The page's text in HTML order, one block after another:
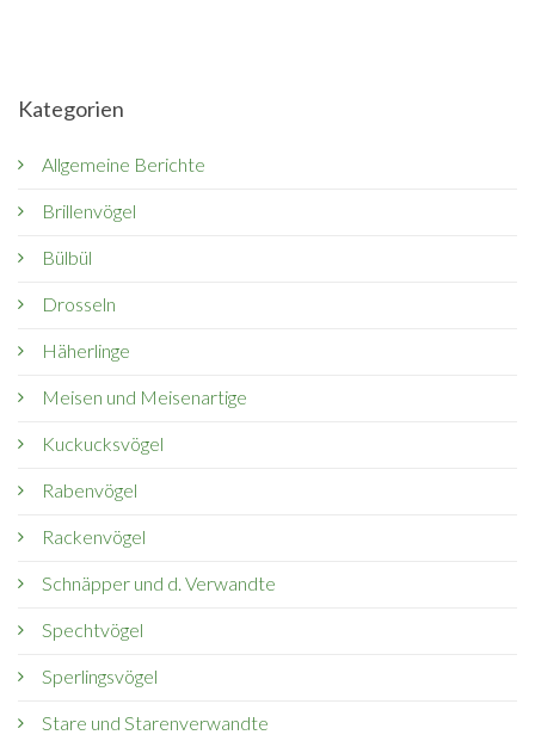
Kategorien
Allgemeine Berichte
Brillenvögel
Bülbül
Drosseln
Häherlinge
Meisen und Meisenartige
Kuckucksvögel
Rabenvögel
Rackenvögel
Schnäpper und d. Verwandte
Spechtvögel
Sperlingsvögel
Stare und Starenverwandte